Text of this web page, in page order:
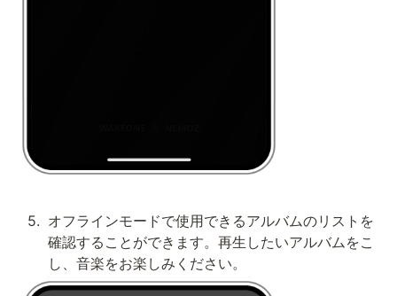
5. オフラインモードで使用できるアルバムのリストを
確認することができます。再生したいアルバムをこ
し、音楽をお楽しみください。